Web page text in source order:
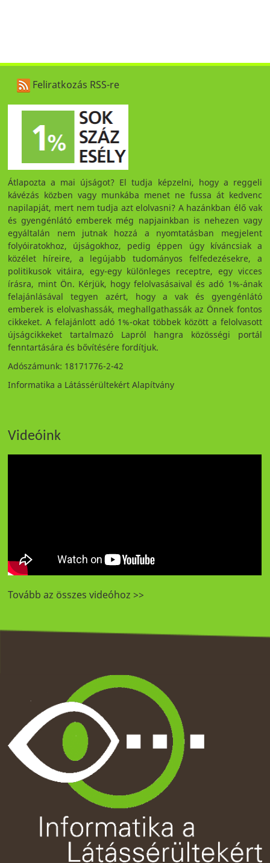
Feliratkozás RSS-re
Átlapozta a mai újságot? El tudja képzelni, hogy a reggeli
kávézás közben vagy munkába menet ne fussa át kedvenc
napilapját, mert nem tudja azt elolvasni? A hazánkban élő vak
és gyengénlátó emberek még napjainkban is nehezen vagy
egyáltalán nem jutnak hozzá a nyomtatásban megjelent
folyóiratokhoz, újságokhoz, pedig éppen úgy kíváncsiak a
közélet híreire, a legújabb tudományos felfedezésekre, a
politikusok vitáira, egy-egy különleges receptre, egy vicces
írásra, mint Ön. Kérjük, hogy felolvasásaival és adó 1%-ának
felajánlásával tegyen azért, hogy a vak és gyengénlátó
emberek is elolvashassák, meghallgathassák az Önnek fontos
cikkeket. A felajánlott adó 1%-okat többek között a felolvasott
újságcikkeket tartalmazó Lapról hangra közösségi portál
fenntartására és bővítésére fordítjuk.
Adószámunk: 18171776-2-42
Informatika a Látássérültekért Alapítvány
Videóink
Tovább az összes videóhoz >>